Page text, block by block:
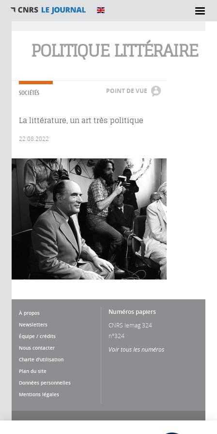
POLITIQUE LITTÉRAIRE
SOCIÉTÉS POINT DE VUE
La littérature, un art très politique
22.08.2022
À propos
Newsletters
Équipe / crédits
Nous contacter
Charte d'utilisation
Plan du site
Données personnelles
Mentions légales
Numéros papiers
CNRS lemag 324
n°324
Voir tous les numéros